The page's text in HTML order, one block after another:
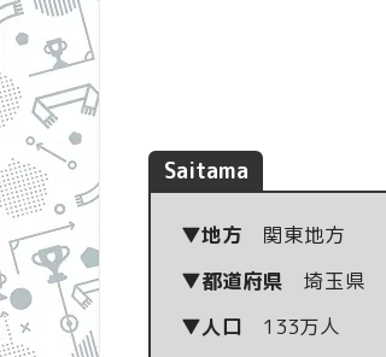
Saitama
▼地方 関東地方
▼都道府県 埼玉県
▼人口 133万人